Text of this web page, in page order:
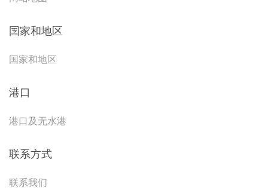
国家和地区
国家和地区
港口
港口及无水港
联系方式
联系我们